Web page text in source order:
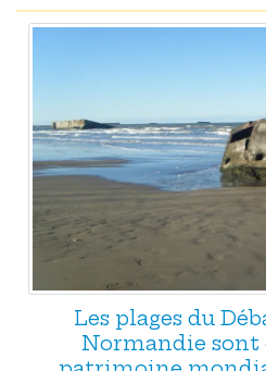
Les plages du
Normandie sont